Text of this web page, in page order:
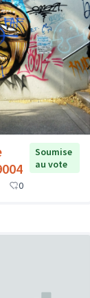
Soumise
au vote
0